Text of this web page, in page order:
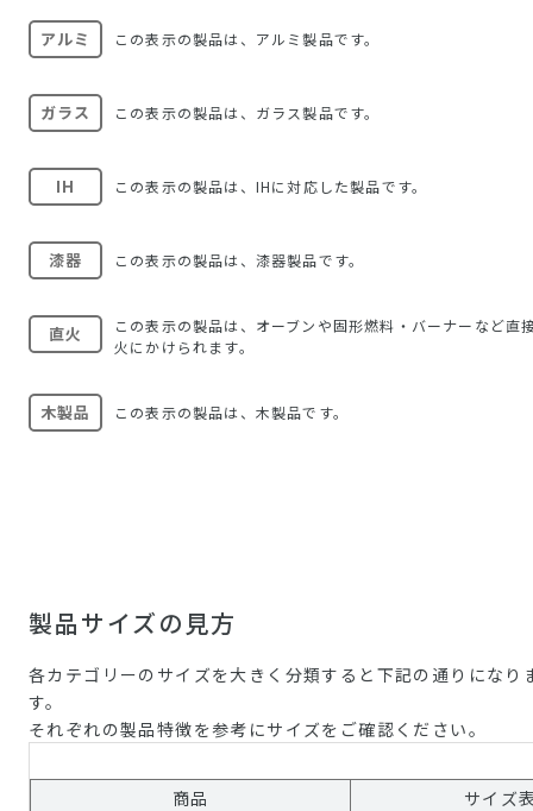
アルミ この表示の製品は、アルミ製品です。
ガラス この表示の製品は、ガラス製品です。
IH この表示の製品は、IHに対応した製品です。
漆器 この表示の製品は、漆器製品です。
直火
この表示の製品は、オーブンや固形燃料・バーナーなど直
火にかけられます。
木製品 この表示の製品は、木製品です。
製品サイズの見方
各カテゴリーのサイズを大きく分類すると下記の通りになり
す。
それぞれの製品特徴を参考にサイズをご確認ください。
商品 サイズ